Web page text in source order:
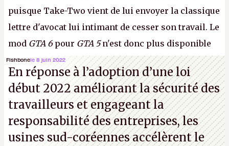
puisque Take-Two vient de lui envoyer la classique
lettre d'avocat lui intimant de cesser son travail. Le
mod GTA 6pour GTA 5n'est donc plus disponible
au téléchargement. Vous pouvez encore en voir
quelques bribes surcette vidéo YouTube.A.
Fishbonele 8 juin 2022
En réponse à l’adoption d’une loi
début 2022 améliorant la sécurité des
travailleurs et engageant la
responsabilité des entreprises, les
usines sud-coréennes accélèrent le